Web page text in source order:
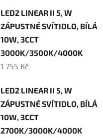
LED2 LINEAR II 5, W
ZÁPUSTNÉ SVÍTIDLO, BÍLÁ
10W, 3CCT
3000K/3500K/4000K
1 755 Kč
LED2 LINEAR II 5, W
ZÁPUSTNÉ SVÍTIDLO, BÍLÁ
10W, 3CCT
2700K/3000K/4000K